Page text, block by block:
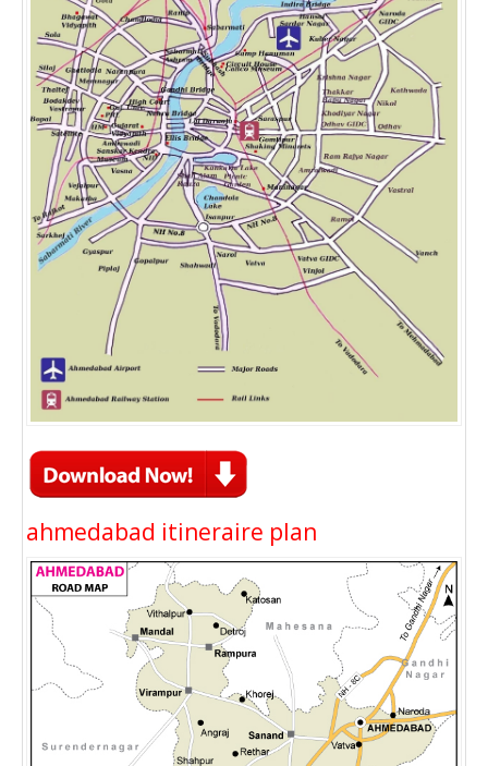
ahmedabad itineraire plan